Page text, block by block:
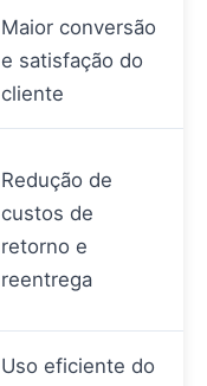
Maior conversão
e satisfação do
cliente
Redução de
custos de
retorno e
reentrega
Uso eficiente do